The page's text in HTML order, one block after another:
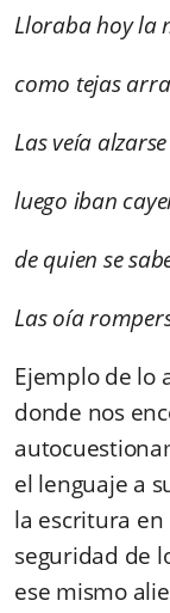
Lloraba hoy la
como tejas
Las veía
luego iban
de quien se
Las oía
Ejemplo de lo
donde nos
el lenguaje a
la escritura
seguridad de
ese mismo